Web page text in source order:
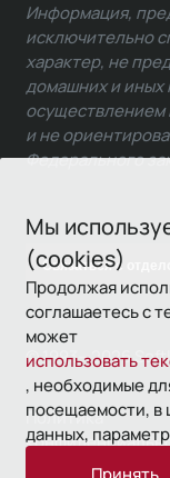
Мы
(cookies)
Продолжая
соглашаетесь с
может
использовать
, необходимые
посещаемости, в
данных,
Связаться с
Информация,
исключительно
характер, не
домашних и иных
осуществлением
и не
Федерального
© 1993—2026
Политика